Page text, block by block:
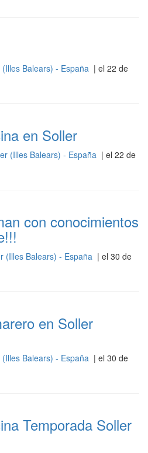
(Illes Balears) - España | el 22 de
en Soller
(Illes Balears) - España | el 22 de
con conocimientos
(Illes Balears) - España | el 30 de
en Soller
(Illes Balears) - España | el 30 de
Temporada Soller